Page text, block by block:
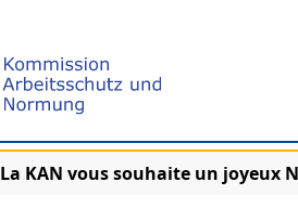
La KAN vous souhaite un joyeux